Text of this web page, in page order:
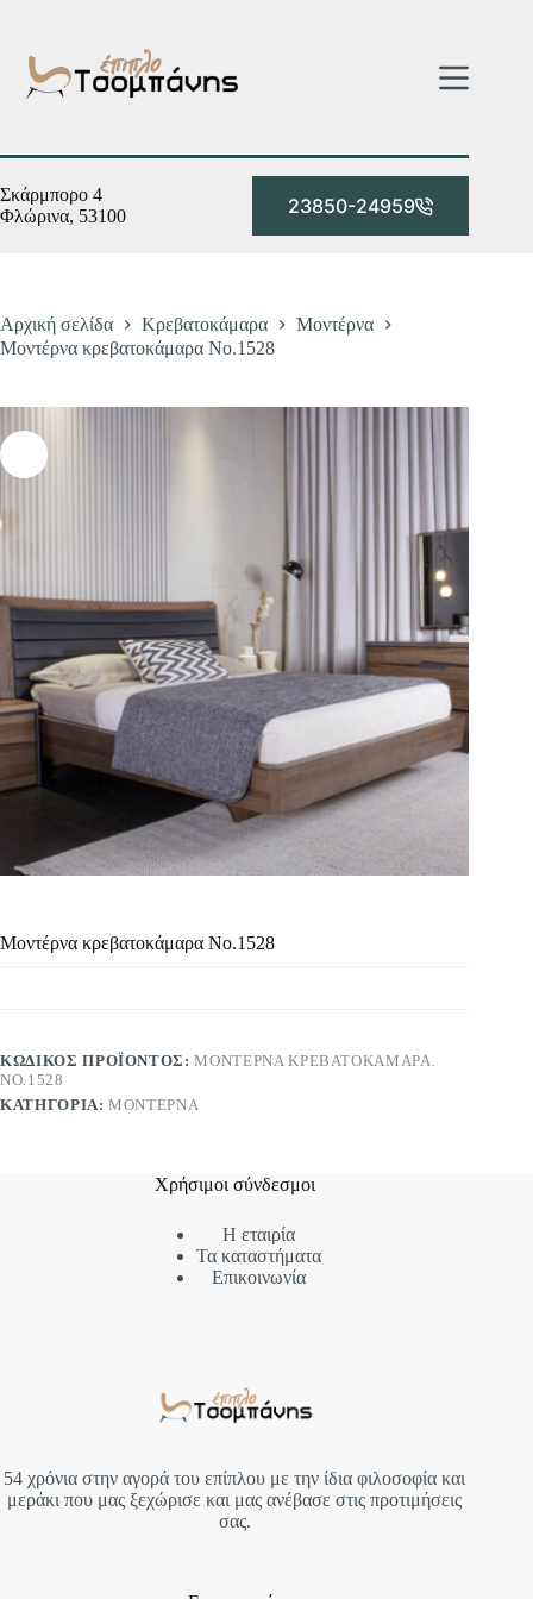
περιεχόμενο
Σκάρμπορο 4
Φλώρινα, 53100
23850-24959
Αρχική σελίδα Κρεβατοκάμαρα
Μοντέρνα
Μοντέρνα κρεβατοκάμαρα Νο.1528
Μοντέρνα κρεβατοκάμαρα Νο.1528
ΚΩΔΙΚΌΣ ΠΡΟΪΌΝΤΟΣ:ΜΟΝΤΈΡΝΑ ΚΡΕΒΑΤΟΚΆΜΑΡΑ.
ΝΟ.1528
ΚΑΤΗΓΟΡΊΑ:ΜΟΝΤΈΡΝΑ
Χρήσιμοι σύνδεσμοι
Η εταιρία
Τα καταστήματα
Επικοινωνία
54 χρόνια στην αγορά του επίπλου με την ίδια φιλοσοφία και
μεράκι που μας ξεχώρισε και μας ανέβασε στις προτιμήσεις
σας.